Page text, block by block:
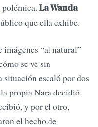
polémica. La Wanda
que ella exhibe.
“al natural”
se ve sin
situación escaló por dos
propia Nara decidió
y por el otro,
el hecho de